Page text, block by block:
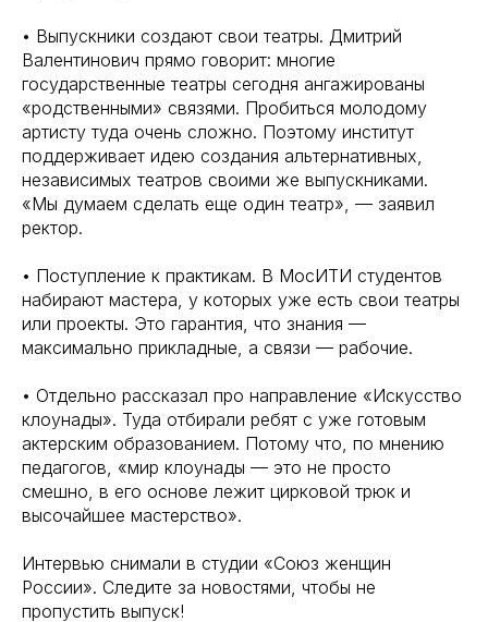
• Выпускники создают свои театры. Дмитрий
Валентинович прямо говорит: многие
государственные театры сегодня ангажированы
«родственными» связями. Пробиться молодому
артисту туда очень сложно. Поэтому институт
поддерживает идею создания альтернативных,
независимых театров своими же выпускниками.
«Мы думаем сделать еще один театр», — заявил
ректор.
• Поступление к практикам. В МосИТИ студентов
набирают мастера, у которых уже есть свои театры
или проекты. Это гарантия, что знания —
максимально прикладные, а связи — рабочие.
• Отдельно рассказал про направление «Искусство
клоунады». Туда отбирали ребят с уже готовым
актерским образованием. Потому что, по мнению
педагогов, «мир клоунады — это не просто
смешно, в его основе лежит цирковой трюк и
высочайшее мастерство».
Интервью снимали в студии «Союз женщин
России». Следите за новостями, чтобы не
пропустить выпуск!